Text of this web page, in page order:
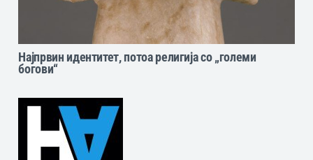
Најпрвин идентитет, потоа религија со „големи
богови“